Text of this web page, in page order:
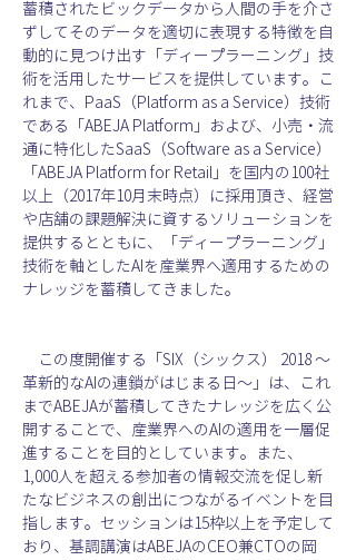
蓄積されたビックデータから人間の手を介さ
ずしてそのデータを適切に表現する特徴を自
動的に見つけ出す「ディープラーニング」技
術を活用したサービスを提供しています。こ
れまで、PaaS（Platform as a Service）技術
である「ABEJA Platform」および、小売・流
通に特化したSaaS（Software as a Service）
「ABEJA Platform for Retail」を国内の100社
以上（2017年10月末時点）に採用頂き、経営
や店舗の課題解決に資するソリューションを
提供するとともに、「ディープラーニング」
技術を軸としたAIを産業界へ適用するための
ナレッジを蓄積してきました。
この度開催する「SIX（シックス） 2018 〜
革新的なAIの連鎖がはじまる日〜」は、これ
までABEJAが蓄積してきたナレッジを広く公
開することで、産業界へのAIの適用を一層促
進することを目的としています。また、
1,000人を超える参加者の情報交流を促し新
たなビジネスの創出につながるイベントを目
指します。セッションは15枠以上を予定して
おり、基調講演はABEJAのCEO兼CTOの岡